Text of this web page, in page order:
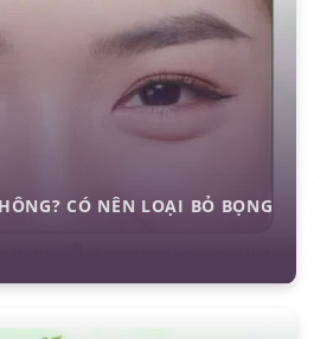
CÓ NÊN LOẠI BỎ BỌNG